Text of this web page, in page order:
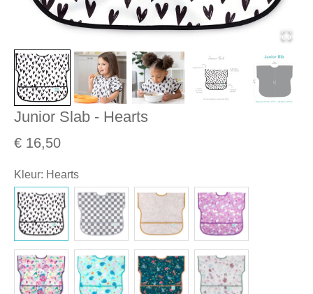
Junior Slab - Hearts
€ 16,50
Kleur: Hearts